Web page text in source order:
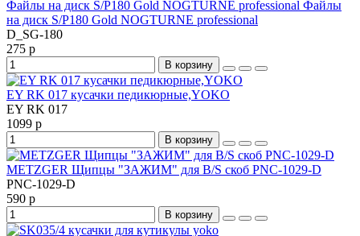
Файлы на диск S/P180 Gold NOGTURNE professional Файлы
на диск S/P180 Gold NOGTURNE professional
D_SG-180
275 р
В корзину
EY RK 017 кусачки педикюрные,YOKO
EY RK 017
1099 р
В корзину
METZGER Щипцы "ЗАЖИМ" для B/S скоб PNC-1029-D
PNC-1029-D
590 р
В корзину